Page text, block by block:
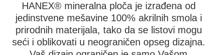
HANEX® mineralna ploča je izrađena od
jedinstvene mešavine 100% akrilnih smola i
prirodnih materijala, tako da se listovi mogu
seći i oblikovati u neograničen opseg dizajna.